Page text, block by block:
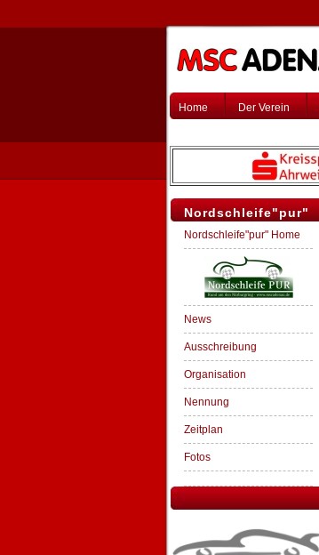
Home Der Verein
Nordschleife"pur"
Nordschleife"pur" Home
News
Ausschreibung
Organisation
Nennung
Zeitplan
Fotos